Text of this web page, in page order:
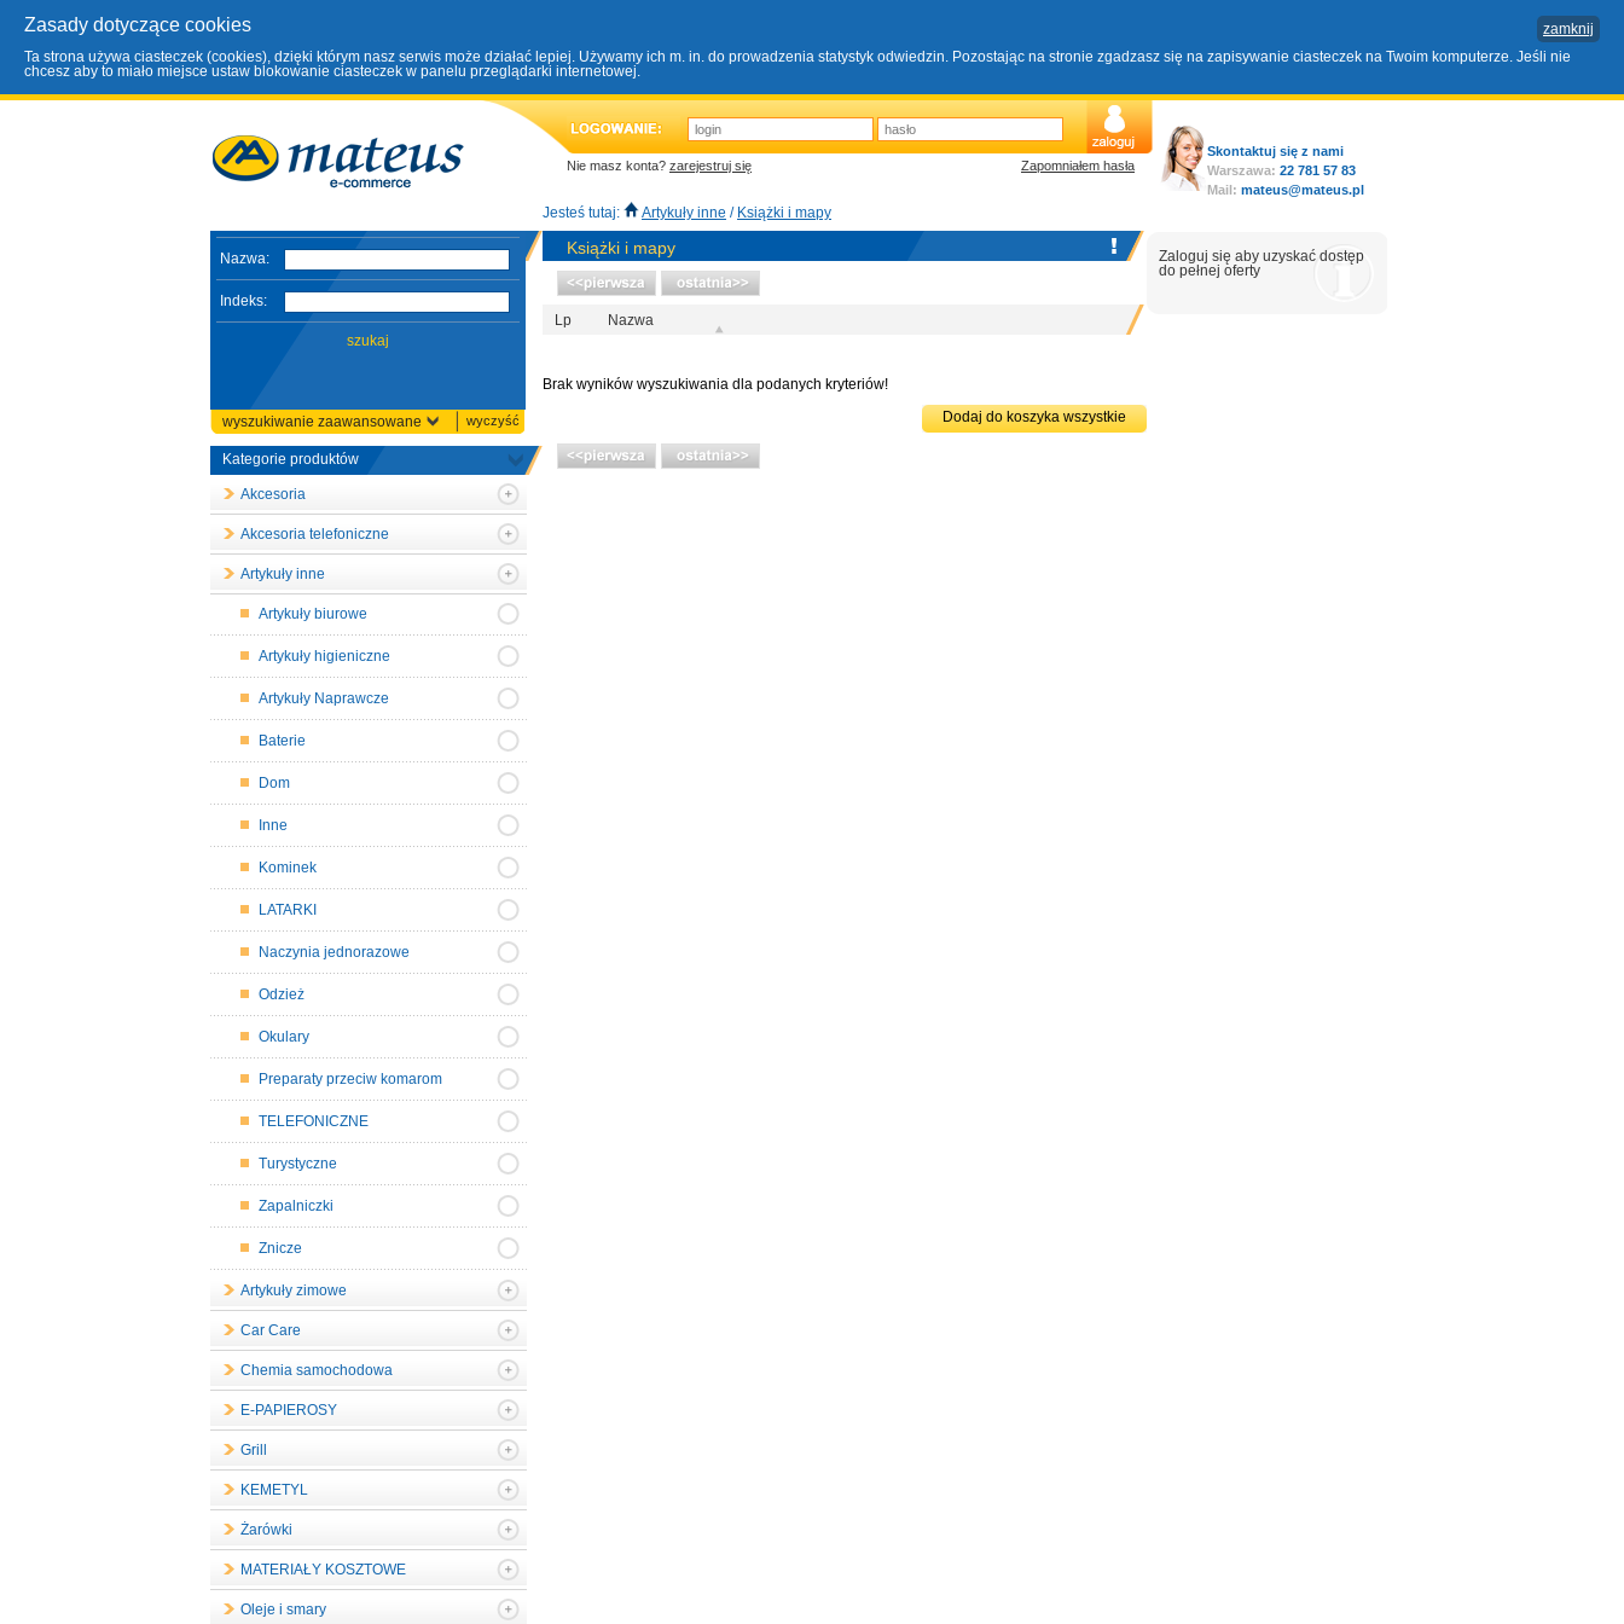
Zasady dotyczące cookies
zamknij
Ta strona używa ciasteczek (cookies), dzięki którym nasz serwis może działać lepiej. Używamy ich m. in. do prowadzenia statystyk odwiedzin. Pozostając na stronie zgadzasz się na zapisywanie ciasteczek na Twoim komputerze. Jeśli nie
chcesz aby to miało miejsce ustaw blokowanie ciasteczek w panelu przeglądarki internetowej.
Nie masz konta? zarejestruj się Zapomniałem hasła
Skontaktuj się z nami
Warszawa: 22 781 57 83
Mail: mateus@mateus.pl
Jesteś tutaj: Artykuły inne / Książki i mapy
Nazwa:
Indeks:
wyszukiwanie zaawansowane wyczyść
Kategorie produktów
Akcesoria
Akcesoria telefoniczne
Artykuły inne
Artykuły biurowe
Artykuły higieniczne
Artykuły Naprawcze
Baterie
Dom
Inne
Kominek
LATARKI
Naczynia jednorazowe
Odzież
Okulary
Preparaty przeciw komarom
TELEFONICZNE
Turystyczne
Zapalniczki
Znicze
Artykuły zimowe
Car Care
Chemia samochodowa
E-PAPIEROSY
Grill
KEMETYL
Żarówki
MATERIAŁY KOSZTOWE
Oleje i smary
Książki i mapy
Lp Nazwa
Brak wyników wyszukiwania dla podanych kryteriów!
Zaloguj się aby uzyskać dostęp
do pełnej oferty